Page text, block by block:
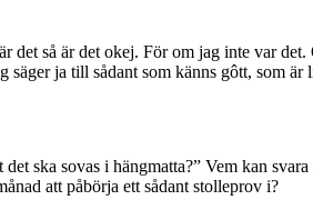
det så är det okej. För om jag inte var
ja till sådant som känns gôtt, som
ska sovas i hängmatta?” Vem kan
att påbörja ett sådant stolleprov i?